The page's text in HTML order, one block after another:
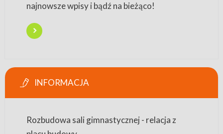
najnowsze wpisy i bądź na bieżąco!
INFORMACJA
Rozbudowa sali gimnastycznej - relacja z